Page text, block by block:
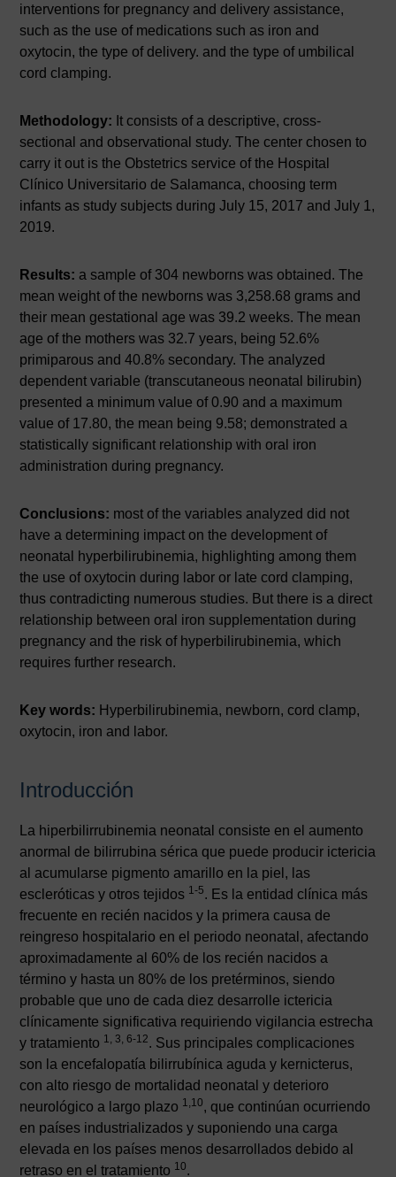
interventions for pregnancy and delivery assistance,
such as the use of medications such as iron and
oxytocin, the type of delivery. and the type of umbilical
cord clamping.
Methodology: It consists of a descriptive, cross-
sectional and observational study. The center chosen to
carry it out is the Obstetrics service of the Hospital
Clínico Universitario de Salamanca, choosing term
infants as study subjects during July 15, 2017 and July 1,
2019.
Results: a sample of 304 newborns was obtained. The
mean weight of the newborns was 3,258.68 grams and
their mean gestational age was 39.2 weeks. The mean
age of the mothers was 32.7 years, being 52.6%
primiparous and 40.8% secondary. The analyzed
dependent variable (transcutaneous neonatal bilirubin)
presented a minimum value of 0.90 and a maximum
value of 17.80, the mean being 9.58; demonstrated a
statistically significant relationship with oral iron
administration during pregnancy.
Conclusions: most of the variables analyzed did not
have a determining impact on the development of
neonatal hyperbilirubinemia, highlighting among them
the use of oxytocin during labor or late cord clamping,
thus contradicting numerous studies. But there is a direct
relationship between oral iron supplementation during
pregnancy and the risk of hyperbilirubinemia, which
requires further research.
Key words: Hyperbilirubinemia, newborn, cord clamp,
oxytocin, iron and labor.
Introducción
La hiperbilirrubinemia neonatal consiste en el aumento
anormal de bilirrubina sérica que puede producir ictericia
al acumularse pigmento amarillo en la piel, las
escleróticas y otros tejidos 1-5. Es la entidad clínica más
frecuente en recién nacidos y la primera causa de
reingreso hospitalario en el periodo neonatal, afectando
aproximadamente al 60% de los recién nacidos a
término y hasta un 80% de los pretérminos, siendo
probable que uno de cada diez desarrolle ictericia
clínicamente significativa requiriendo vigilancia estrecha
y tratamiento 1, 3, 6-12. Sus principales complicaciones
son la encefalopatía bilirrubínica aguda y kernicterus,
con alto riesgo de mortalidad neonatal y deterioro
neurológico a largo plazo 1,10, que continúan ocurriendo
en países industrializados y suponiendo una carga
elevada en los países menos desarrollados debido al
retraso en el tratamiento 10.
AVISO LEGAL|POLÍTICA DE PRIVACIDAD|COOKIES|TÉRMINOS Y
CONDICIONES DE CONTRATACIÓN